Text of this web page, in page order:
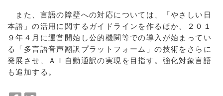
また、言語の障壁への対応については、「やさしい日
本語」の活用に関するガイドラインを作るほか、２０１
９年４月に運営開始し公的機関等での導入が始まってい
る「多言語音声翻訳プラットフォーム」の技術をさらに
発展させ、ＡＩ自動通訳の実現を目指す。強化対象言語
も追加する。